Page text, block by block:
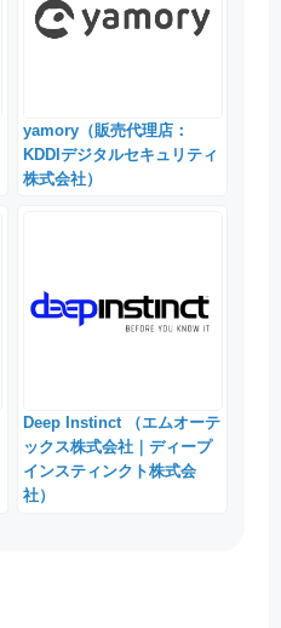
yamory（販売代理店：
KDDIデジタルセキュリティ
株式会社）
Deep Instinct （エムオーテ
ックス株式会社｜ディープ
インスティンクト株式会
社）